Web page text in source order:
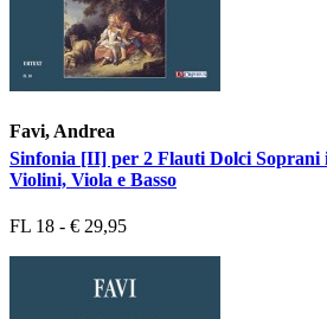
Favi, Andrea
Sinfonia [II] per 2 Flauti Dolci Soprani
Violini, Viola e Basso
FL 18 - € 29,95